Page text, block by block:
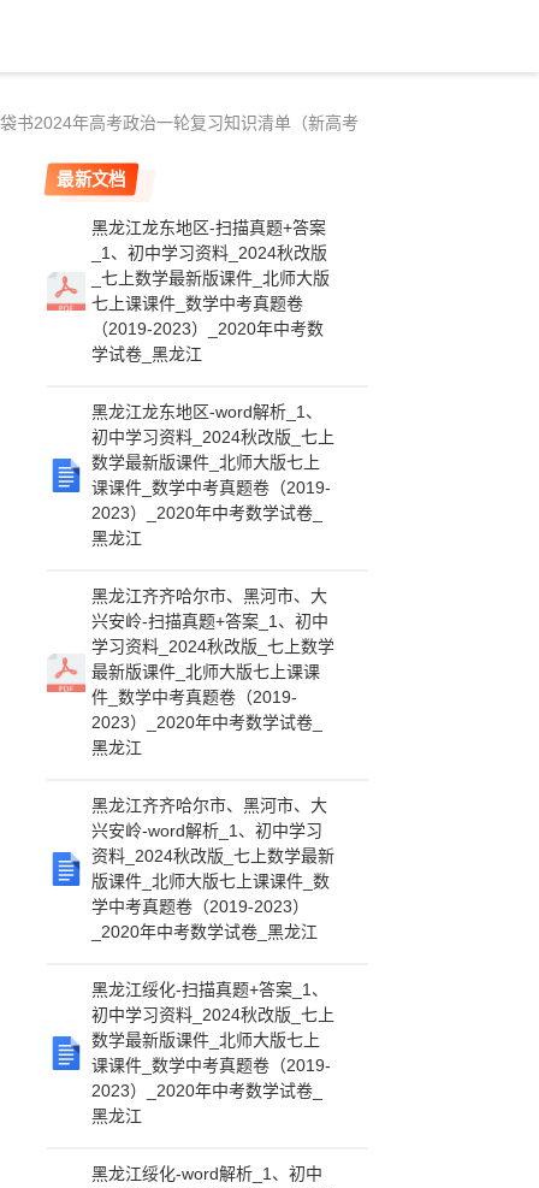
书2024年高考政治一轮复习知识清单（新高考
最新文档
黑龙江龙东地区-扫描真题+答案
_1、初中学习资料_2024秋改版
_七上数学最新版课件_北师大版
七上课课件_数学中考真题卷
（2019-2023）_2020年中考数
学试卷_黑龙江
黑龙江龙东地区-word解析_1、
初中学习资料_2024秋改版_七上
数学最新版课件_北师大版七上
课课件_数学中考真题卷（2019-
2023）_2020年中考数学试卷_
黑龙江
黑龙江齐齐哈尔市、黑河市、大
兴安岭-扫描真题+答案_1、初中
学习资料_2024秋改版_七上数学
最新版课件_北师大版七上课课
件_数学中考真题卷（2019-
2023）_2020年中考数学试卷_
黑龙江
黑龙江齐齐哈尔市、黑河市、大
兴安岭-word解析_1、初中学习
资料_2024秋改版_七上数学最新
版课件_北师大版七上课课件_数
学中考真题卷（2019-2023）
_2020年中考数学试卷_黑龙江
黑龙江绥化-扫描真题+答案_1、
初中学习资料_2024秋改版_七上
数学最新版课件_北师大版七上
课课件_数学中考真题卷（2019-
2023）_2020年中考数学试卷_
黑龙江
黑龙江绥化-word解析_1、初中